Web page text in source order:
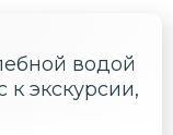
водой
экскурсии,